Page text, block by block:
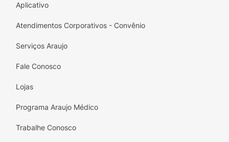
Aplicativo
Atendimentos Corporativos - Convênio
Serviços Araujo
Fale Conosco
Lojas
Programa Araujo Médico
Trabalhe Conosco